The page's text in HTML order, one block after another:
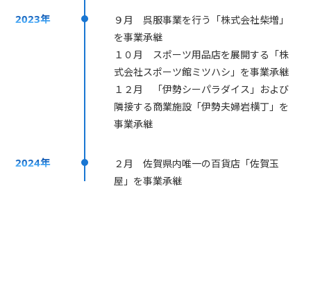
2023年
９月 呉服事業を行う「株式会社柴増」
を事業承継
１０月 スポーツ用品店を展開する「株
式会社スポーツ館ミツハシ」を事業承継
１２月 「伊勢シーパラダイス」および
隣接する商業施設「伊勢夫婦岩横丁」を
事業承継
2024年
２月 佐賀県内唯一の百貨店「佐賀玉
屋」を事業承継